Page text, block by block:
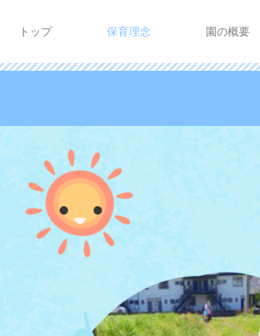
トップ 保育理念 園の概要